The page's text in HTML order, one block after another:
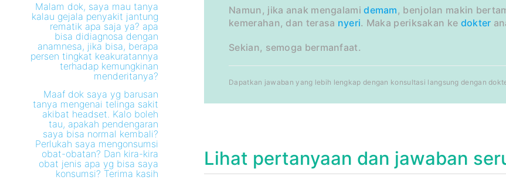
Malam dok, saya mau tanya
kalau gejala penyakit jantung
rematik apa saja ya? apa
bisa didiagnosa dengan
anamnesa, jika bisa, berapa
persen tingkat keakuratannya
terhadap kemungkinan
menderitanya?
Maaf dok saya yg barusan
tanya mengenai telinga sakit
akibat headset. Kalo boleh
tau, apakah pendengaran
saya bisa normal kembali?
Perlukah saya mengonsumsi
obat-obatan? Dan kira-kira
obat jenis apa yg bisa saya
konsumsi? Terima kasih
Namun, jika anak mengalamidemam, benjolan makin
kemerahan, dan terasa nyeri. Maka periksakan ke dokter
Sekian, semoga bermanfaat.
Dapatkan jawaban yang lebih lengkap dengan konsultasi langsung dengan
Lihat pertanyaan dan jawaban